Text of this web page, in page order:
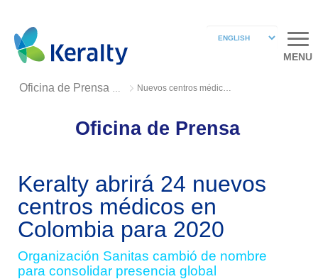
MENU
Oficina de Prensa 2018 Nuevos centros médicos en Colombia
Oficina de Prensa
Keralty abrirá 24 nuevos
centros médicos en
Colombia para 2020
Organización Sanitas cambió de nombre
para consolidar presencia global